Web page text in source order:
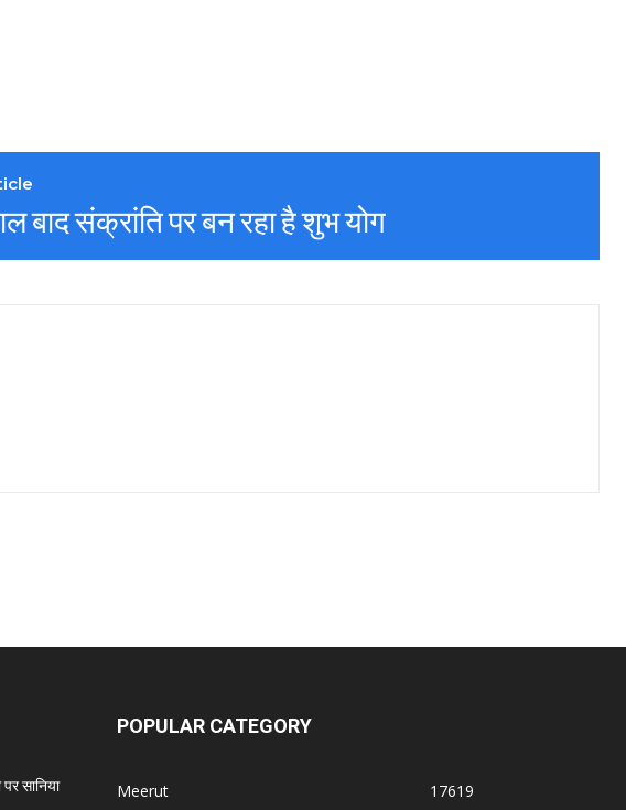
बाद संक्रांति पर बन रहा है शुभ योग
सानिया
POPULAR CATEGORY
Meerut 17619